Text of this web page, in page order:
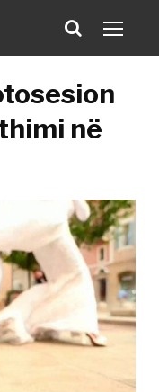
në